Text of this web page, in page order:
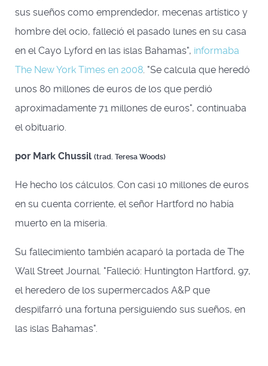
sus sueños como emprendedor, mecenas artístico y
hombre del ocio, falleció el pasado lunes en su casa
en el Cayo Lyford en las islas Bahamas", informaba
The New York Times en 2008. "Se calcula que heredó
unos 80 millones de euros de los que perdió
aproximadamente 71 millones de euros", continuaba
el obituario.
por Mark Chussil (trad. Teresa Woods)
He hecho los cálculos. Con casi 10 millones de euros
en su cuenta corriente, el señor Hartford no había
muerto en la miseria.
Su fallecimiento también acaparó la portada de The
Wall Street Journal. "Falleció: Huntington Hartford, 97,
el heredero de los supermercados A&P que
despilfarró una fortuna persiguiendo sus sueños, en
las islas Bahamas".